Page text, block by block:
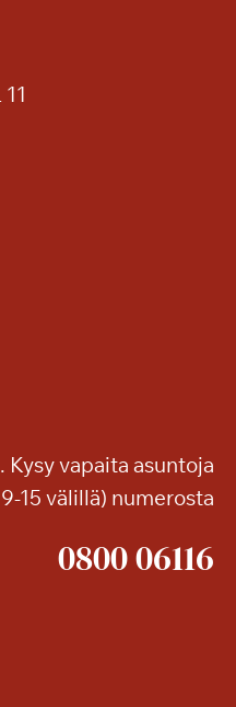
Kysy vapaita asuntoja
15 välillä) numerosta
0800 06116